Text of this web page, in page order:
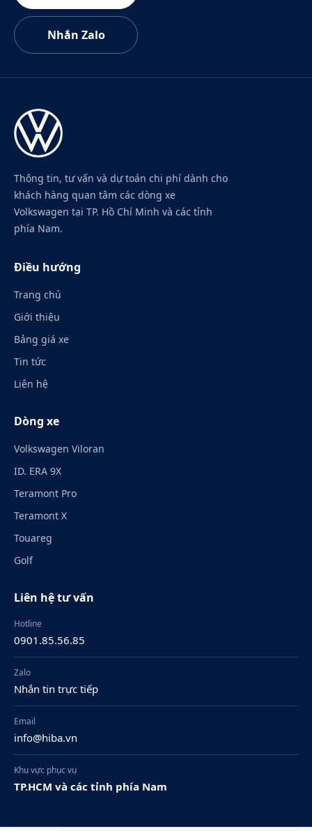
Nhắn Zalo
Thông tin, tư vấn và dự toán chi phí dành cho
khách hàng quan tâm các dòng xe
Volkswagen tại TP. Hồ Chí Minh và các tỉnh
phía Nam.
Điều hướng
Trang chủ
Giới thiệu
Bảng giá xe
Tin tức
Liên hệ
Dòng xe
Volkswagen Viloran
ID. ERA 9X
Teramont Pro
Teramont X
Touareg
Golf
Liên hệ tư vấn
Hotline
0901.85.56.85
Zalo
Nhắn tin trực tiếp
Email
info@hiba.vn
Khu vực phục vụ
TP.HCM và các tỉnh phía Nam